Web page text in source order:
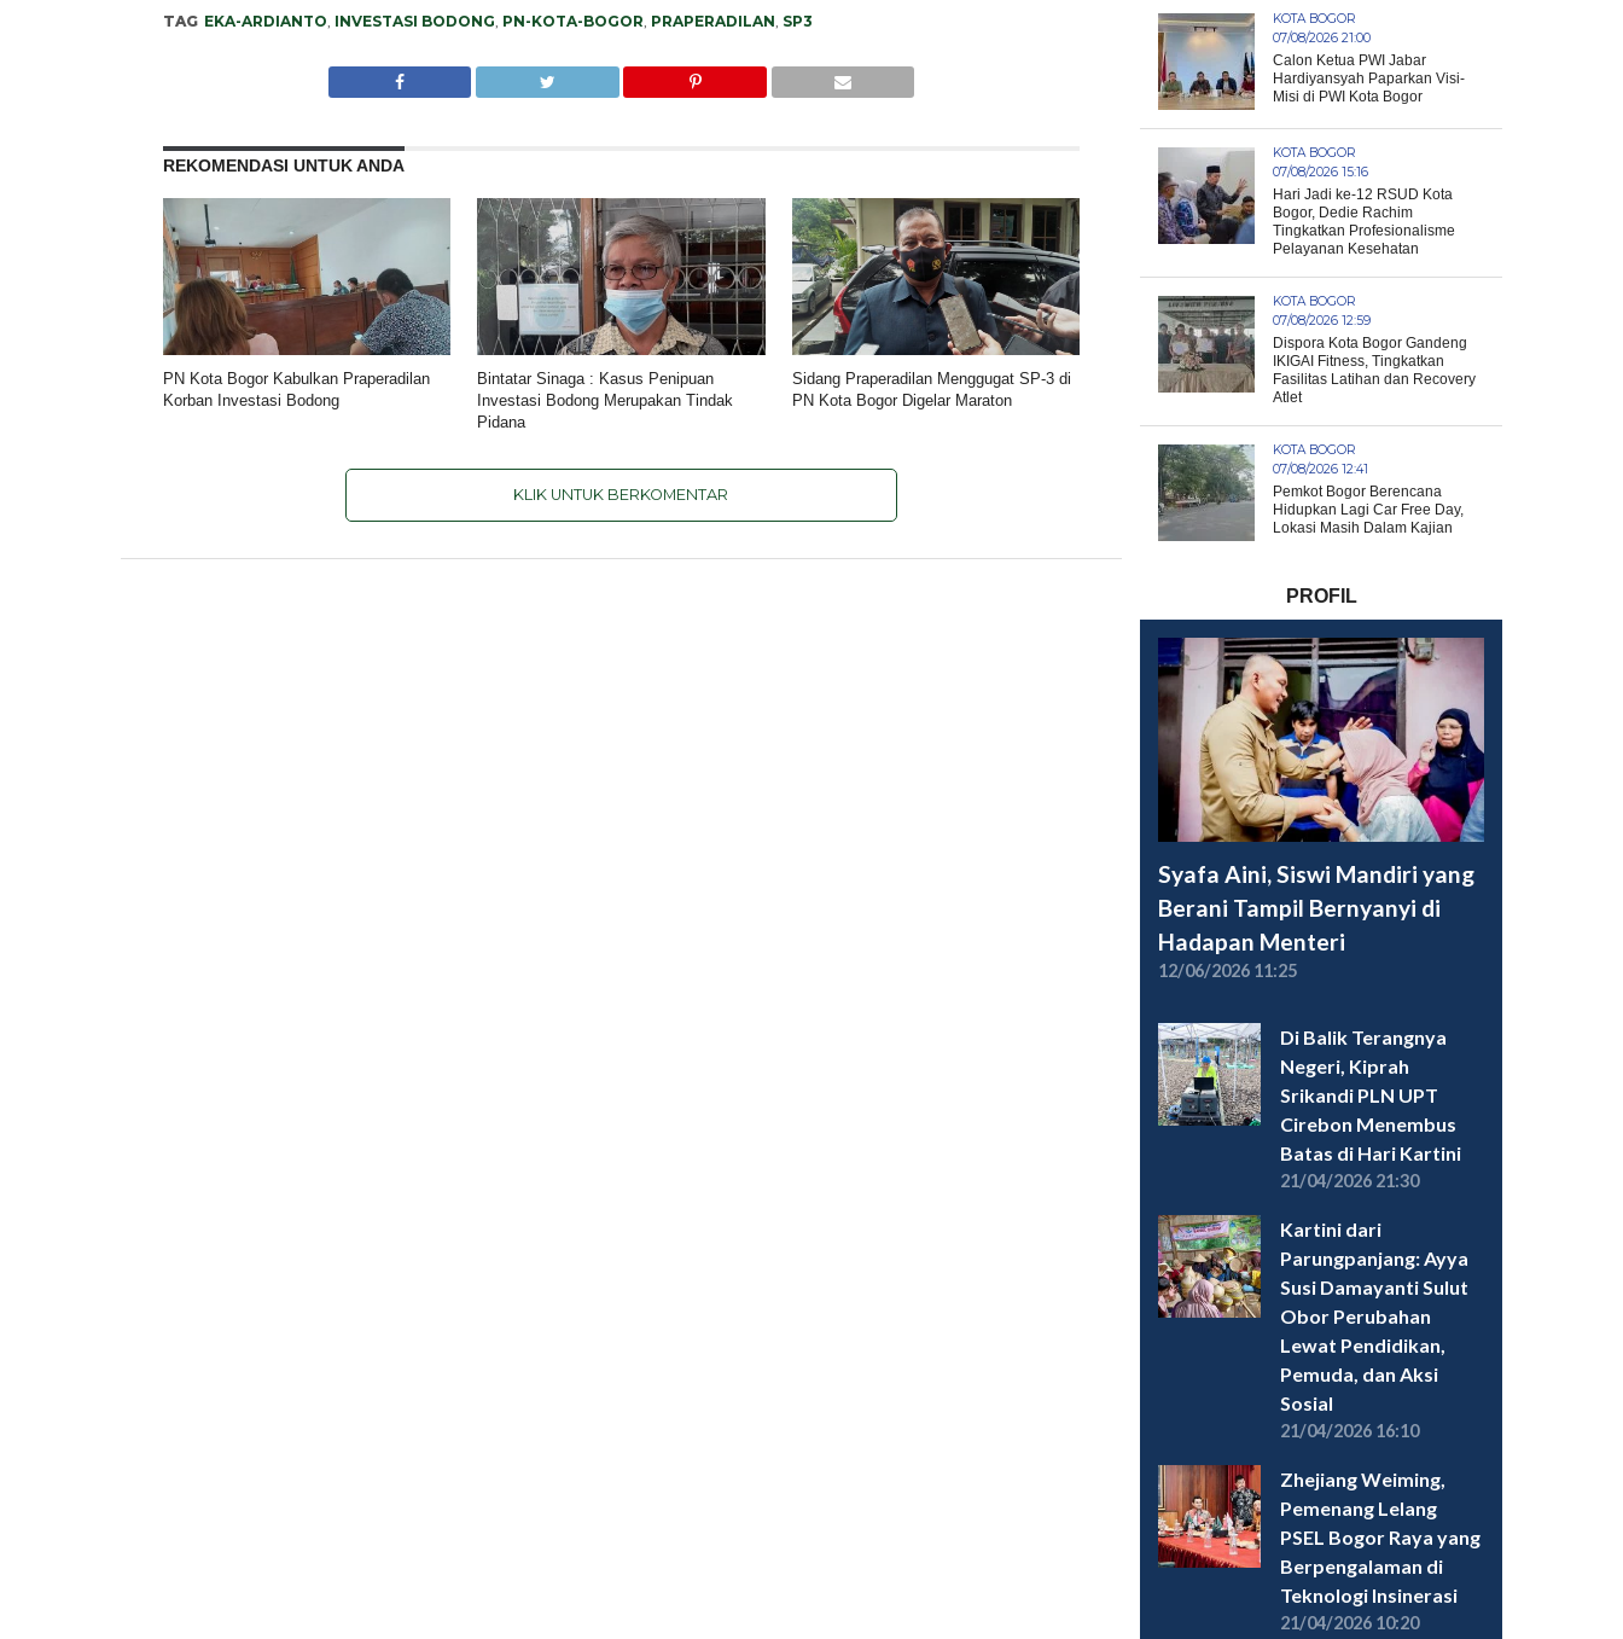
TAG EKA-ARDIANTO INVESTASI BODONG PN-KOTA-BOGOR PRAPERADILAN SP3
REKOMENDASI UNTUK ANDA
PN Kota Bogor Kabulkan Praperadilan
Korban Investasi Bodong
Bintatar Sinaga : Kasus Penipuan
Investasi Bodong Merupakan Tindak
Pidana
Sidang Praperadilan Menggugat SP-3 di
PN Kota Bogor Digelar Maraton
KLIK UNTUK BERKOMENTAR
KOTA BOGOR
07/08/2026 21:00
Calon Ketua PWI Jabar
Hardiyansyah Paparkan Visi-
Misi di PWI Kota Bogor
KOTA BOGOR
07/08/2026 15:16
Hari Jadi ke-12 RSUD Kota
Bogor, Dedie Rachim
Tingkatkan Profesionalisme
Pelayanan Kesehatan
KOTA BOGOR
07/08/2026 12:59
Dispora Kota Bogor Gandeng
IKIGAI Fitness, Tingkatkan
Fasilitas Latihan dan Recovery
Atlet
KOTA BOGOR
07/08/2026 12:41
Pemkot Bogor Berencana
Hidupkan Lagi Car Free Day,
Lokasi Masih Dalam Kajian
PROFIL
Syafa Aini, Siswi Mandiri yang
Berani Tampil Bernyanyi di
Hadapan Menteri
12/06/2026 11:25
Di Balik Terangnya
Negeri, Kiprah
Srikandi PLN UPT
Cirebon Menembus
Batas di Hari Kartini
21/04/2026 21:30
Kartini dari
Parungpanjang: Ayya
Susi Damayanti Sulut
Obor Perubahan
Lewat Pendidikan,
Pemuda, dan Aksi
Sosial
21/04/2026 16:10
Zhejiang Weiming,
Pemenang Lelang
PSEL Bogor Raya yang
Berpengalaman di
Teknologi Insinerasi
21/04/2026 10:20